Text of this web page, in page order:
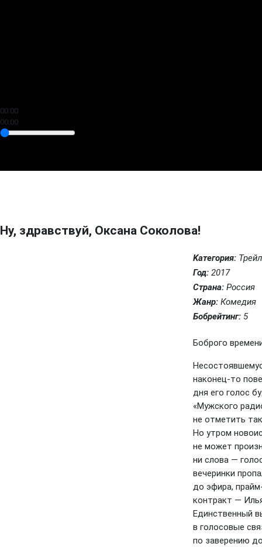
00:00
00:00
Ну, здравствуй, Оксана Соколова!
Kатегория:
Год: 2017
Страна: Россия
Жанр: Комедия
Бобрейтинг: 5
Боброго
наконец-то
дня его голос
«Мужского
не отметить
Но утром
не может
ни слова —
вечеринки
до эфира,
контракт —
Единственный
в голосовые
по заверению